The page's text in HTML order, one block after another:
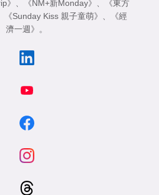
》 《NM+新Monday》
《東方
《Sunday Kiss 親子童萌》
《經
濟一週》
。